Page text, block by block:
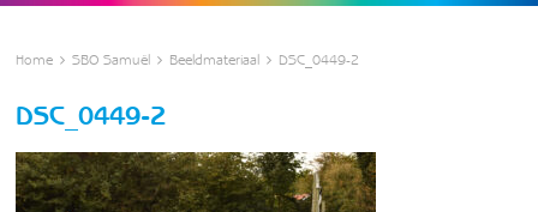
Home SBO Samuël Beeldmateriaal DSC_0449-2
DSC_0449-2